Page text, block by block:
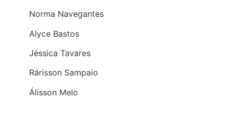
Norma Navegantes
Alyce Bastos
Jéssica Tavares
Rárisson Sampaio
Álisson Melo